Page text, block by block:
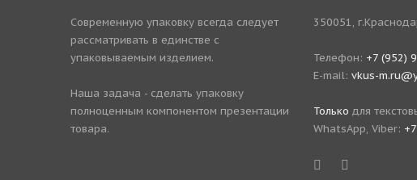
Современную упаковку всегда следует
рассматривать в единстве с
упаковываемым изделием.
Наша задача - сделать упаковку
полноценным компонентом презентации
товара.
350051,
Телефон: +7 (952)
E-mail: vkus-
Только для
WhatsApp, Viber: